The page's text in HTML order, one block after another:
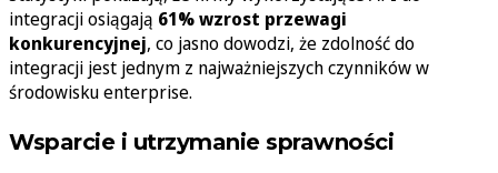
integracji osiągają 61% wzrost przewagi
konkurencyjnej, co jasno dowodzi, że zdolność do
integracji jest jednym z najważniejszych czynników w
środowisku enterprise.
Wsparcie i utrzymanie sprawności